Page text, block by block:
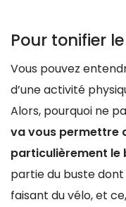
Pour tonifier
Vous pouvez
d’une activité
Alors, pourquoi ne
va vous permettre
particulièrement le
partie du buste
faisant du vélo, et